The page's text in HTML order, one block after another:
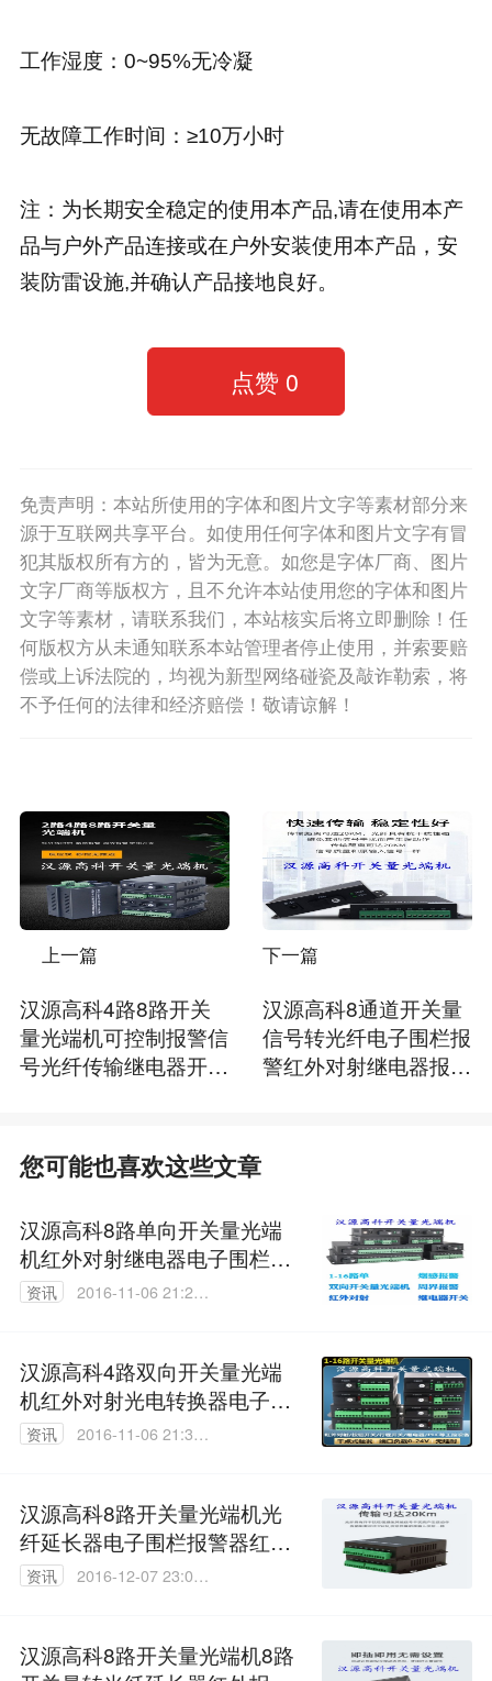
工作湿度：0~95%无冷凝
无故障工作时间：≥10万小时
注：为长期安全稳定的使用本产品,请在使用本产
品与户外产品连接或在户外安装使用本产品，安
装防雷设施,并确认产品接地良好。
点赞 0
免责声明：本站所使用的字体和图片文字等素材部分来
源于互联网共享平台。如使用任何字体和图片文字有冒
犯其版权所有方的，皆为无意。如您是字体厂商、图片
文字厂商等版权方，且不允许本站使用您的字体和图片
文字等素材，请联系我们，本站核实后将立即删除！任
何版权方从未通知联系本站管理者停止使用，并索要赔
偿或上诉法院的，均视为新型网络碰瓷及敲诈勒索，将
不予任何的法律和经济赔偿！敬请谅解！
上一篇
汉源高科4路8路开关
量光端机可控制报警信
号光纤传输继电器开关
下一篇
汉源高科8通道开关量
信号转光纤电子围栏报
警红外对射继电器报警
您可能也喜欢这些文章
汉源高科8路单向开关量光端
机红外对射继电器电子围栏报
警器开关量光纤延长器
资讯
2016-11-06 21:28:
汉源高科4路双向开关量光端
机红外对射光电转换器电子围
栏报警继电器开关量光纤转换
资讯
2016-11-06 21:35:
汉源高科8路开关量光端机光
纤延长器电子围栏报警器红外
对射继电器开关量光纤中继器
资讯
2016-12-07 23:07:
汉源高科8路开关量光端机8路